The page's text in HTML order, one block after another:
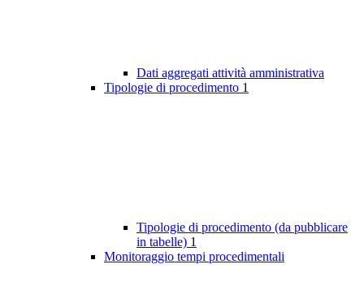
Dati aggregati attività amministrativa
Tipologie di procedimento 1
Tipologie di procedimento (da pubblicare
in tabelle) 1
Monitoraggio tempi procedimentali